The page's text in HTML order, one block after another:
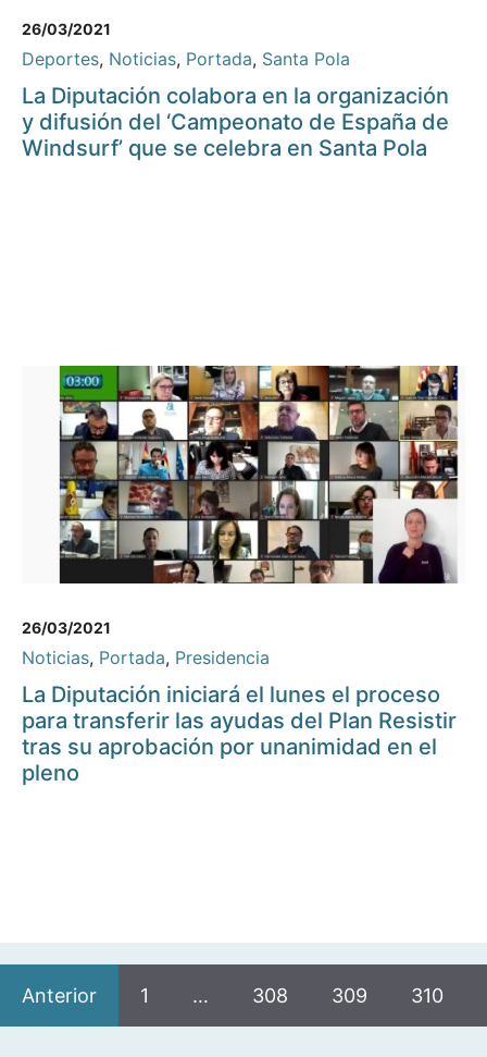
26/03/2021
Deportes, Noticias, Portada, Santa Pola
La Diputación colabora en la organización
y difusión del ‘Campeonato de España de
Windsurf’ que se celebra en Santa Pola
26/03/2021
Noticias, Portada, Presidencia
La Diputación iniciará el lunes el proceso
para transferir las ayudas del Plan Resistir
tras su aprobación por unanimidad en el
pleno
Anterior 1 … 308 309 310